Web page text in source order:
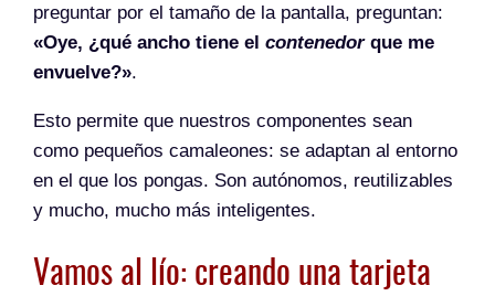
preguntar por el tamaño de la pantalla, preguntan:
«Oye, ¿qué ancho tiene el contenedorque me
envuelve?».
Esto permite que nuestros componentes sean
como pequeños camaleones: se adaptan al entorno
en el que los pongas. Son autónomos, reutilizables
y mucho, mucho más inteligentes.
Vamos al lío: creando una tarjeta